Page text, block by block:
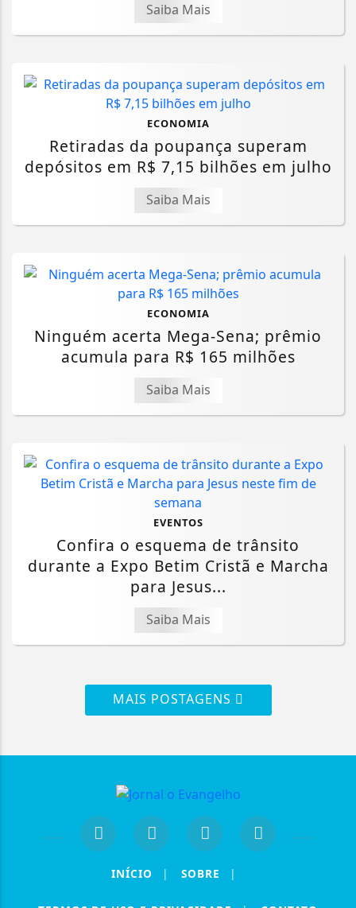
Saiba Mais
ECONOMIA
Retiradas da poupança superam
depósitos em R$ 7,15 bilhões em julho
Saiba Mais
ECONOMIA
Ninguém acerta Mega-Sena; prêmio
acumula para R$ 165 milhões
Saiba Mais
EVENTOS
Confira o esquema de trânsito
durante a Expo Betim Cristã e Marcha
para Jesus...
Saiba Mais
MAIS POSTAGENS
INÍCIO | SOBRE |